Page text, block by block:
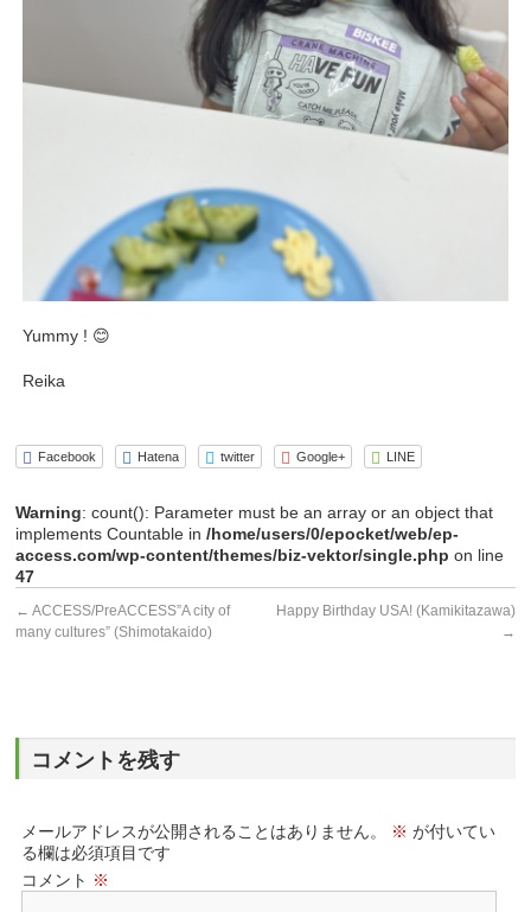
Yummy ! 😊
Reika
Facebook Hatena twitter Google+ LINE
Warning: count(): Parameter must be an array or an object that
implements Countable in/home/users/0/epocket/web/ep-
access.com/wp-content/themes/biz-vektor/single.php on line
47
← ACCESS/PreACCESS”A city of
many cultures” (Shimotakaido)
Happy Birthday USA! (Kamikitazawa)
→
コメントを残す
メールアドレスが公開されることはありません。 ※ が付いてい
る欄は必須項目です
コメント ※